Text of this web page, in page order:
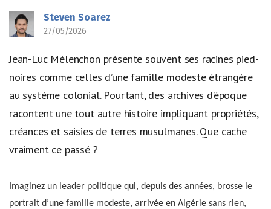
Steven Soarez
27/05/2026
Jean-Luc Mélenchon présente souvent ses racines pied-
noires comme celles d’une famille modeste étrangère
au système colonial. Pourtant, des archives d’époque
racontent une tout autre histoire impliquant propriétés,
créances et saisies de terres musulmanes. Que cache
vraiment ce passé ?
Imaginez un leader politique qui, depuis des années, brosse le
portrait d’une famille modeste, arrivée en Algérie sans rien,